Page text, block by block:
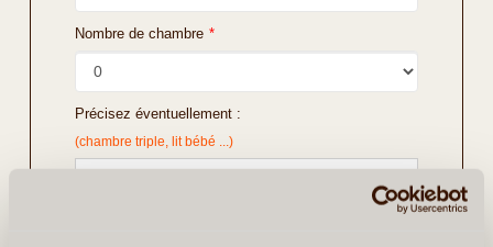
Nombre de chambre *
Précisez éventuellement :
(chambre triple, lit bébé ...)